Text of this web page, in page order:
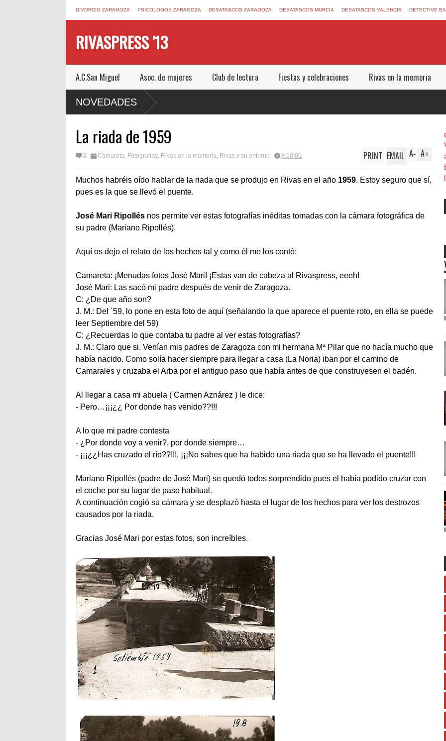
DIVORCIO ZARAGOZA PSICOLOGOS ZARAGOZA DESATASCOS ZARAGOZA DESATASCOS MURCIA DESATASCOS VALENCIA DETECTIVE
RIVASPRESS '13
A.C.San Miguel Asoc. de mujeres Club de lectura Fiestas y celebraciones Rivas en la memoria
NOVEDADES
La riada de 1959
3 Camareta, Fotografías, Rivas en la memoria, Rivas y su entorno 8:00:00 A+
A-
PRINT EMAIL
Muchos habréis oído hablar de la riada que se produjo en Rivas en el año 1959. Estoy seguro que sí,
pues es la que se llevó el puente.
José Mari Ripollés nos permite ver estas fotografías inéditas tomadas con la cámara fotográfica de
su padre (Mariano Ripollés).
Aquí os dejo el relato de los hechos tal y como él me los contó:
Camareta: ¡Menudas fotos José Mari! ¡Estas van de cabeza al Rivaspress, eeeh!
José Mari: Las sacó mi padre después de venir de Zaragoza.
C: ¿De que año son?
J. M.: Del ´59, lo pone en esta foto de aquí (señalando la que aparece el puente roto, en ella se puede
leer Septiembre del 59)
C: ¿Recuerdas lo que contaba tu padre al ver estas fotografías?
J. M.: Claro que si. Venían mis padres de Zaragoza con mi hermana Mª Pilar que no hacía mucho que
había nacido. Como solía hacer siempre para llegar a casa (La Noria) iban por el camino de
Camarales y cruzaba el Arba por el antiguo paso que había antes de que construyesen el badén.
Al llegar a casa mi abuela ( Carmen Aznárez ) le dice:
- Pero…¡¡¡¿¿ Por donde has venido??!!!
A lo que mi padre contesta
- ¿Por donde voy a venir?, por donde siempre…
- ¡¡¡¿¿Has cruzado el río??!!!, ¡¡¡No sabes que ha habido una riada que se ha llevado el puente!!!
Mariano Ripollés (padre de José Mari) se quedó todos sorprendido pues el había podido cruzar con
el coche por su lugar de paso habitual.
A continuación cogió su cámara y se desplazó hasta el lugar de los hechos para ver los destrozos
causados por la riada.
Gracias José Mari por estas fotos, son increíbles.